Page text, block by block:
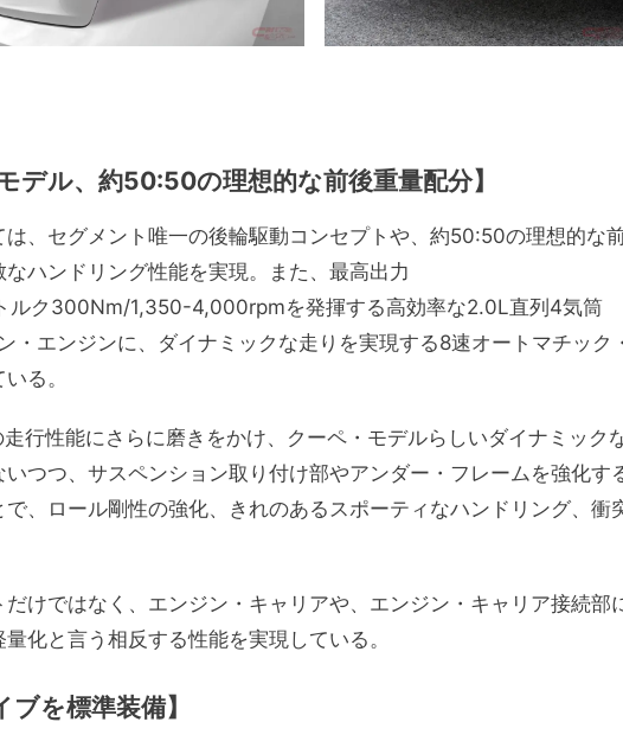
デル、約50:50の理想的な前後重量配分】
は、セグメント唯一の後輪駆動コンセプトや、約50:50の理想的な
ハンドリング性能を実現。また、最高出力
ルク300Nm/1,350-4,000rpmを発揮する高効率な2.0L直列4気筒
・エンジンに、ダイナミックな走りを実現する8速オートマチック
る。
行性能にさらに磨きをかけ、クーペ・モデルらしいダイナミック
つつ、サスペンション取り付け部やアンダー・フレームを強化す
、ロール剛性の強化、きれのあるスポーティなハンドリング、衝
けではなく、エンジン・キャリアや、エンジン・キャリア接続部
化と言う相反する性能を実現している。
を標準装備】